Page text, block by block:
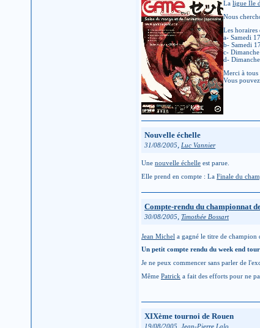
La ligue Ile
Nous
Les horaires
a- Samedi
b- Samedi
c-
d-
Merci à
Vous
Nouvelle échelle
31/08/2005 Luc Vannier
Une nouvelle échelle est parue.
Elle prend en compte : La Finale du
Compte-rendu du championnat
30/08/2005 Timothée Bossart
Jean Michel a gagné le titre de champion
Un petit compte rendu du week end
Je ne peux commencer sans parler de
Même Patrick a fait des efforts pour ne
XIXème tournoi de Rouen
19/08/2005 Jean-Pierre Lalo